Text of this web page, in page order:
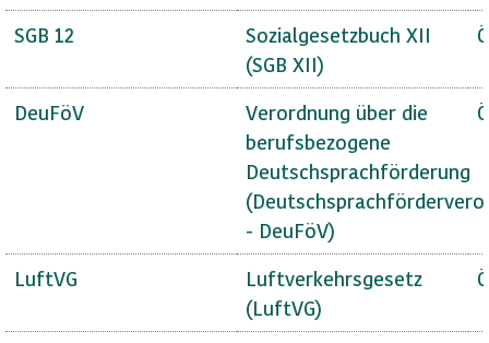
SGB 12
Sozialgesetzbuch XII
(SGB XII)
DeuFöV
Verordnung über die
berufsbezogene
Deutschsprachförderung
- DeuFöV)
LuftVG
Luftverkehrsgesetz
(LuftVG)